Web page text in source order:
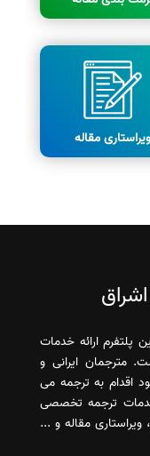
ویراستاری مقاله
پلتفرم ارائه خدمات
مترجمان ایرانی و
اقدام به ترجمه می
خدمات ترجمه تخصصی
مقاله و ...